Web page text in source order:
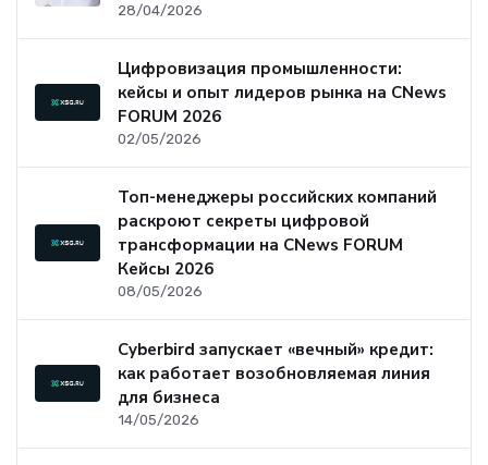
28/04/2026
Цифровизация промышленности:
кейсы и опыт лидеров рынка на CNews
FORUM 2026
02/05/2026
Топ-менеджеры российских компаний
раскроют секреты цифровой
трансформации на CNews FORUM
Кейсы 2026
08/05/2026
Cyberbird запускает «вечный» кредит:
как работает возобновляемая линия
для бизнеса
14/05/2026